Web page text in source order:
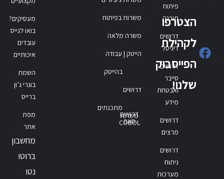
הצטרפו
לקהילת
הפייסבוק
שלנו!
פיתוח
תוכנה
דרושים
דיגיטל
דרושים
סייבר
ואבטחת
מידע
דרושים
מרצים
דרושים
ניתוח
מערכות
משרות בפיתוח
משרה מלאה
הייטק | עבודה
בהייטק
דרושים
מתכנתים
דרושים
סאפ
משרות
COBOL
מעסיקים?
בואו לגייס
עובדים
איכותיים
השמת
בוגרי ג’ון
ברייס
מפת
אתר
מחשבון
ברוטו
נטו